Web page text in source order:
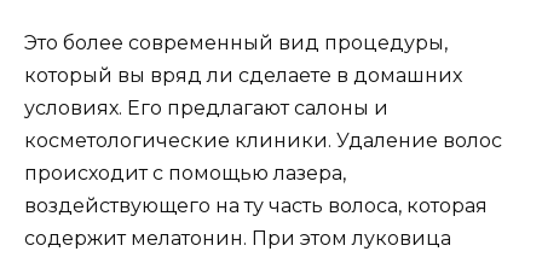
Это более современный вид процедуры,
который вы вряд ли сделаете в домашних
условиях. Его предлагают салоны и
косметологические клиники. Удаление волос
происходит с помощью лазера,
воздействующего на ту часть волоса, которая
содержит мелатонин. При этом луковица